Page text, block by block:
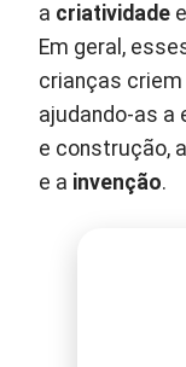
a criatividade
Em geral,
crianças
ajudando-as a
e construção,
e a invenção.